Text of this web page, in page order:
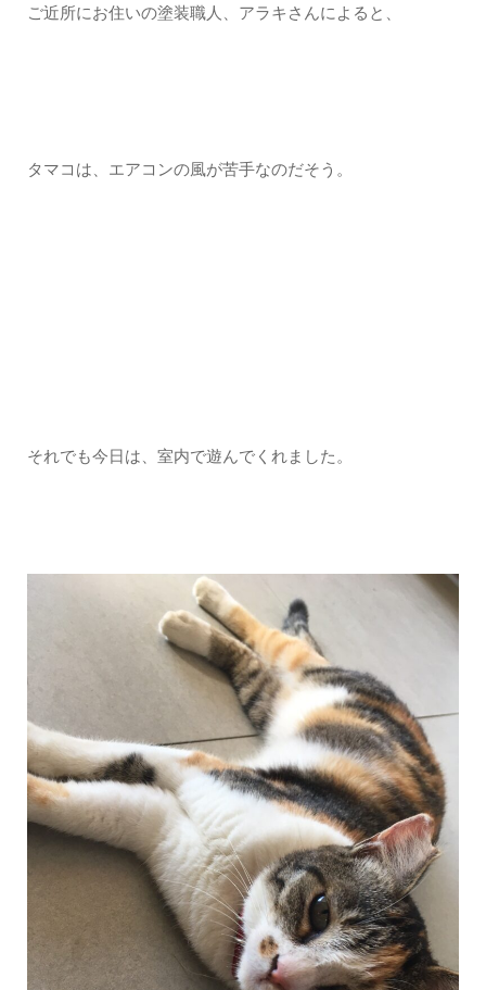
ご近所にお住いの塗装職人、アラキさんによると、
タマコは、エアコンの風が苦手なのだそう。
それでも今日は、室内で遊んでくれました。